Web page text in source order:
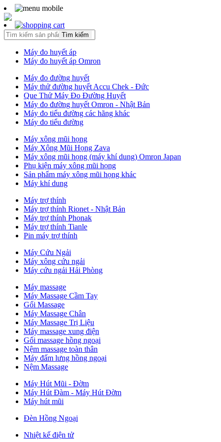
Tìm kiếm
Máy đo huyết áp
Máy đo huyết áp Omron
Máy đo đường huyết
Máy thử đường huyết Accu Chek - Đức
Que Thử Máy Đo Đường Huyết
Máy đo đường huyết Omron - Nhật Bản
Máy đo tiểu đường các hãng khác
Máy đo tiểu đường
Máy xông mũi họng
Máy Xông Mũi Họng Zava
Máy xông mũi họng (máy khí dung) Omron Japan
Phụ kiện máy xông mũi họng
Sản phẩm máy xông mũi họng khác
Máy khí dung
Máy trợ thính
Máy trợ thính Rionet - Nhật Bản
Máy trợ thính Phonak
Máy trợ thính Tianle
Pin máy trợ thính
Máy Cứu Ngải
Máy xông cứu ngải
Máy cứu ngải Hải Phòng
Máy massage
Máy Massage Cầm Tay
Gối Massage
Máy Massage Chân
Máy Massage Trị Liệu
Máy massage xung điện
Gối massage hồng ngoại
Nệm massage toàn thân
Máy đấm lưng hồng ngoại
Nệm Massage
Máy Hút Mũi - Đờm
Máy Hút Đàm - Máy Hút Đờm
Máy hút mũi
Đèn Hồng Ngoại
Nhiệt kế điện tử